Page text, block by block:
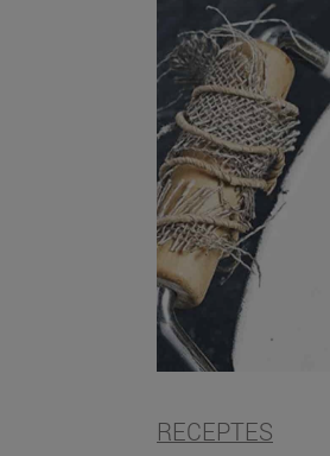
RECEPTES